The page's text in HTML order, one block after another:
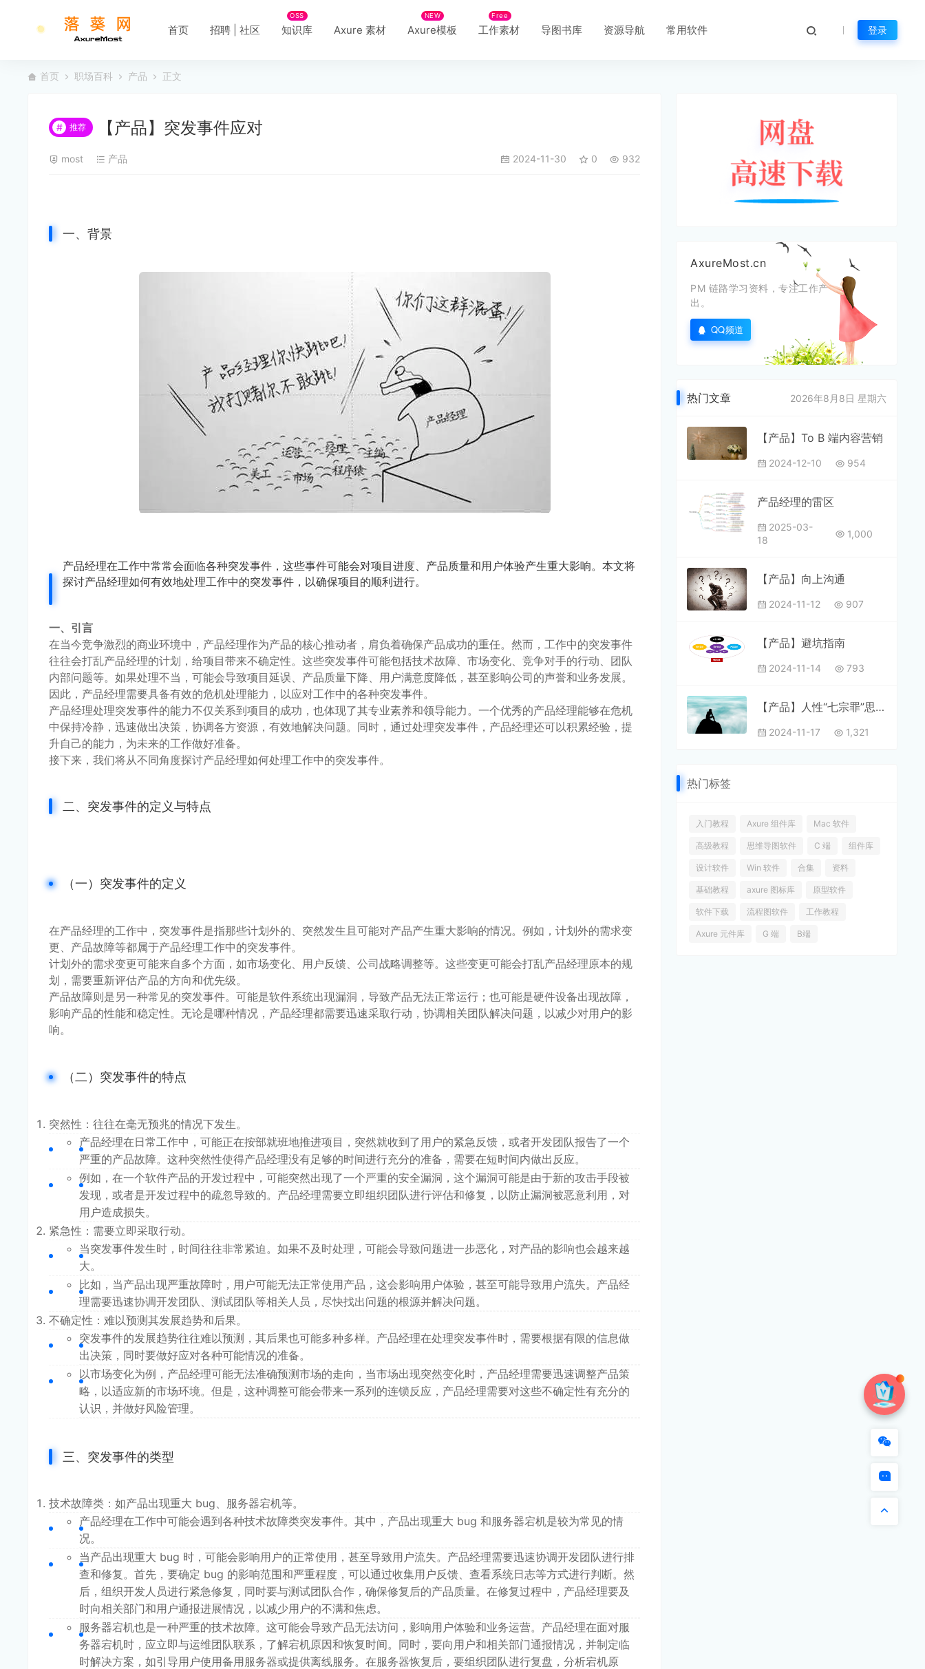
首页 招聘 | 社区 知识库
OSS
Axure 素材 Axure模板
NEW
工作素材
Free
导图书库 资源导航 常用软件 登录
首页 职场百科 产品 正文
# 推荐 【产品】突发事件应对
most 产品 2024-11-30 0 932
一、背景
产品经理在工作中常常会面临各种突发事件，这些事件可能会对项目进度、产品质量和用户体验产生重大影响。本文将
探讨产品经理如何有效地处理工作中的突发事件，以确保项目的顺利进行。
一、引言
在当今竞争激烈的商业环境中，产品经理作为产品的核心推动者，肩负着确保产品成功的重任。然而，工作中的突发事件
往往会打乱产品经理的计划，给项目带来不确定性。这些突发事件可能包括技术故障、市场变化、竞争对手的行动、团队
内部问题等。如果处理不当，可能会导致项目延误、产品质量下降、用户满意度降低，甚至影响公司的声誉和业务发展。
因此，产品经理需要具备有效的危机处理能力，以应对工作中的各种突发事件。
产品经理处理突发事件的能力不仅关系到项目的成功，也体现了其专业素养和领导能力。一个优秀的产品经理能够在危机
中保持冷静，迅速做出决策，协调各方资源，有效地解决问题。同时，通过处理突发事件，产品经理还可以积累经验，提
升自己的能力，为未来的工作做好准备。
接下来，我们将从不同角度探讨产品经理如何处理工作中的突发事件。
二、突发事件的定义与特点
（一）突发事件的定义
在产品经理的工作中，突发事件是指那些计划外的、突然发生且可能对产品产生重大影响的情况。例如，计划外的需求变
更、产品故障等都属于产品经理工作中的突发事件。
计划外的需求变更可能来自多个方面，如市场变化、用户反馈、公司战略调整等。这些变更可能会打乱产品经理原本的规
划，需要重新评估产品的方向和优先级。
产品故障则是另一种常见的突发事件。可能是软件系统出现漏洞，导致产品无法正常运行；也可能是硬件设备出现故障，
影响产品的性能和稳定性。无论是哪种情况，产品经理都需要迅速采取行动，协调相关团队解决问题，以减少对用户的影
响。
（二）突发事件的特点
突然性：往往在毫无预兆的情况下发生。
产品经理在日常工作中，可能正在按部就班地推进项目，突然就收到了用户的紧急反馈，或者开发团队报告了一个
严重的产品故障。这种突然性使得产品经理没有足够的时间进行充分的准备，需要在短时间内做出反应。
例如，在一个软件产品的开发过程中，可能突然出现了一个严重的安全漏洞，这个漏洞可能是由于新的攻击手段被
发现，或者是开发过程中的疏忽导致的。产品经理需要立即组织团队进行评估和修复，以防止漏洞被恶意利用，对
用户造成损失。
紧急性：需要立即采取行动。
当突发事件发生时，时间往往非常紧迫。如果不及时处理，可能会导致问题进一步恶化，对产品的影响也会越来越
大。
比如，当产品出现严重故障时，用户可能无法正常使用产品，这会影响用户体验，甚至可能导致用户流失。产品经
理需要迅速协调开发团队、测试团队等相关人员，尽快找出问题的根源并解决问题。
不确定性：难以预测其发展趋势和后果。
突发事件的发展趋势往往难以预测，其后果也可能多种多样。产品经理在处理突发事件时，需要根据有限的信息做
出决策，同时要做好应对各种可能情况的准备。
以市场变化为例，产品经理可能无法准确预测市场的走向，当市场出现突然变化时，产品经理需要迅速调整产品策
略，以适应新的市场环境。但是，这种调整可能会带来一系列的连锁反应，产品经理需要对这些不确定性有充分的
认识，并做好风险管理。
三、突发事件的类型
技术故障类：如产品出现重大 bug、服务器宕机等。
产品经理在工作中可能会遇到各种技术故障类突发事件。其中，产品出现重大 bug 和服务器宕机是较为常见的情
况。
当产品出现重大 bug 时，可能会影响用户的正常使用，甚至导致用户流失。产品经理需要迅速协调开发团队进行排
查和修复。首先，要确定 bug 的影响范围和严重程度，可以通过收集用户反馈、查看系统日志等方式进行判断。然
后，组织开发人员进行紧急修复，同时要与测试团队合作，确保修复后的产品质量。在修复过程中，产品经理要及
时向相关部门和用户通报进展情况，以减少用户的不满和焦虑。
服务器宕机也是一种严重的技术故障。这可能会导致产品无法访问，影响用户体验和业务运营。产品经理在面对服
务器宕机时，应立即与运维团队联系，了解宕机原因和恢复时间。同时，要向用户和相关部门通报情况，并制定临
时解决方案，如引导用户使用备用服务器或提供离线服务。在服务器恢复后，要组织团队进行复盘，分析宕机原
AxureMost.cn
PM 链路学习资料，专注工作产
出。
QQ频道
热门文章 2026年8月8日 星期六
【产品】To B 端内容营销
2024-12-10 954
产品经理的雷区
2025-03-
18
1,000
【产品】向上沟通
2024-11-12 907
【产品】避坑指南
2024-11-14 793
【产品】人性“七宗罪”思考设计
2024-11-17 1,321
热门标签
入门教程 Axure 组件库 Mac 软件
高级教程 思维导图软件 C 端 组件库
设计软件 Win 软件 合集 资料
基础教程 axure 图标库 原型软件
软件下载 流程图软件 工作教程
Axure 元件库 G 端 B端